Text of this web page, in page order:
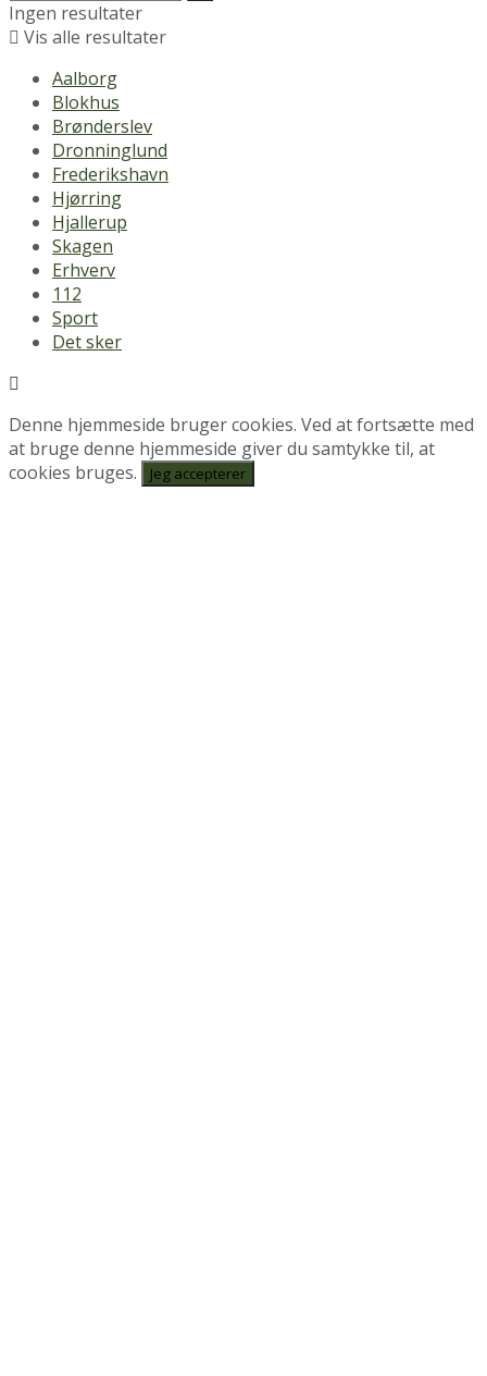
Ingen resultater
Vis alle resultater
Aalborg
Blokhus
Brønderslev
Dronninglund
Frederikshavn
Hjørring
Hjallerup
Skagen
Erhverv
112
Sport
Det sker
Denne hjemmeside bruger cookies. Ved at fortsætte med
at bruge denne hjemmeside giver du samtykke til, at
cookies bruges.
Jeg accepterer